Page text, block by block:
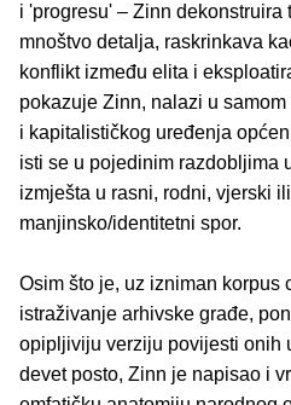
i 'progresu' – Zinn dekonstruira
mnoštvo detalja, raskrinkava
konflikt između elita i
pokazuje Zinn, nalazi u
i kapitalističkog uređenja
isti se u pojedinim razdobljima
izmješta u rasni, rodni, vjerski
manjinsko/identitetni spor.
Osim što je, uz izniman korpus
istraživanje arhivske građe,
opipljiviju verziju povijesti onih
devet posto, Zinn je napisao i